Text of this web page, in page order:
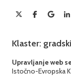
Klaster:
Upravljanje web
Istočno-Evropska